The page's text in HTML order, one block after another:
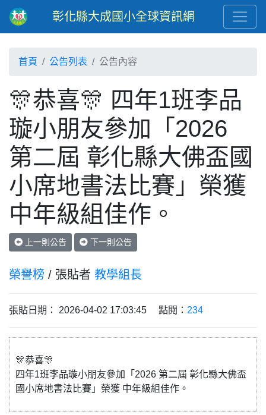
彰化縣大成國小全球資訊網
首頁 公告列表 公告內容
🎊恭喜🎊 四年1班李品
璇小朋友參加「2026
第二屆 彰化縣大佛盃國
小席地書法比賽」榮獲
中年級組佳作。
上一則公告 下一則公告
榮譽榜 / 張貼者 教學組長
張貼日期： 2026-04-02 17:03:45 點閱： 234
🎊恭喜🎊
四年1班李品璇小朋友參加「2026 第二屆 彰化縣大佛盃
國小席地書法比賽」榮獲 中年級組佳作。